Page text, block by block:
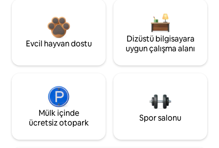
Evcil hayvan dostu
Dizüstü bilgisayara
uygun çalışma alanı
Mülk içinde
ücretsiz otopark
Spor salonu